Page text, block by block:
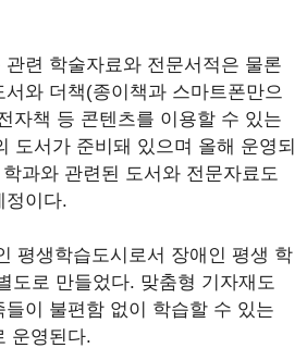
관련 학술자료와 전문서적은 물론
와 더책(종이책과 스마트폰만으
자책 등 콘텐츠를 이용할 수 있는
도서가 준비돼 있으며 올해 운영되
과와 관련된 도서와 전문자료도
정이다.
평생학습도시로서 장애인 평생 학
도로 만들었다. 맞춤형 기자재도
이 불편함 없이 학습할 수 있는
운영된다.